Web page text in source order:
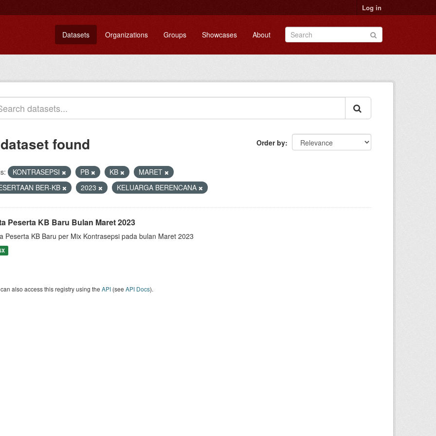
Log in
Datasets Organizations Groups Showcases About
Order by
found
KONTRASEPSI PB KB
MARET
BER-KB
2023 KELUARGA BERENCANA
Peserta KB Baru Bulan Maret 2023
Peserta KB Baru per Mix Kontrasepsi pada bulan Maret 2023
also access this registry using the API (see API Docs).